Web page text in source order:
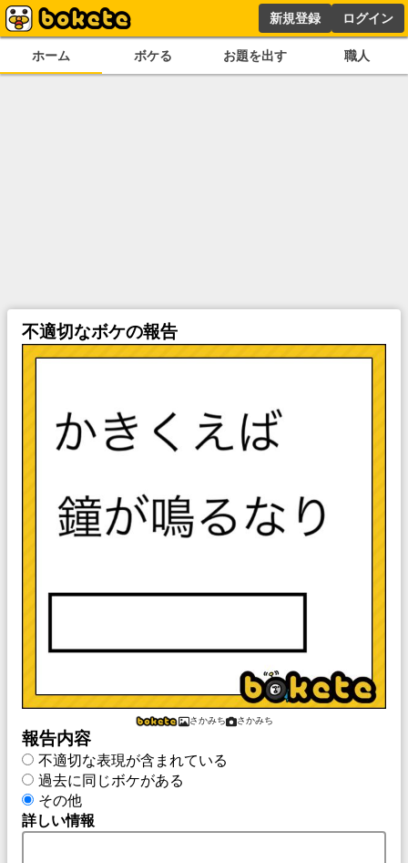
新規登録 ログイン
ホーム ボケる お題を出す 職人
不適切なボケの報告
さかみち さかみち
報告内容
不適切な表現が含まれている
過去に同じボケがある
その他
詳しい情報